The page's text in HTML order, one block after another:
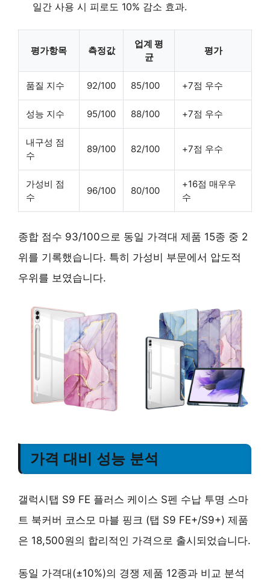
일간 사용 시 피로도 10% 감소 효과.
평가항목 측정값
업계 평
균
평가
품질 지수 92/100 85/100 +7점 우수
성능 지수 95/100 88/100 +7점 우수
내구성 점
수
89/100 82/100 +7점 우수
가성비 점
수
96/100 80/100
+16점 매우우
수
종합 점수 93/100으로 동일 가격대 제품 15종 중 2
위를 기록했습니다. 특히 가성비 부문에서 압도적
우위를 보였습니다.
가격 대비 성능 분석
갤럭시탭 S9 FE 플러스 케이스 S펜 수납 투명 스마
트 북커버 코스모 마블 핑크 (탭 S9 FE+/S9+) 제품
은 18,500원의 합리적인 가격으로 출시되었습니다.
동일 가격대(±10%)의 경쟁 제품 12종과 비교 분석